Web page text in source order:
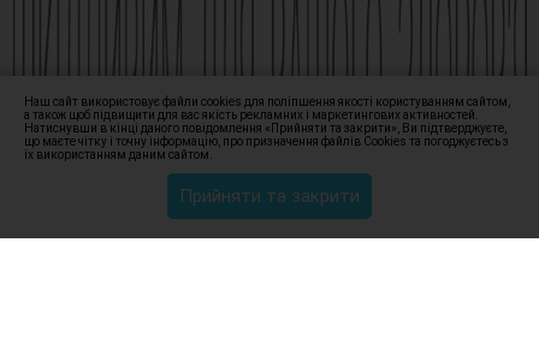
Наш сайт використовує файли cookies для поліпшення якості користуванням сайтом,
а також щоб підвищити для вас якість рекламних і маркетингових активностей.
Натиснувши в кінці даного повідомлення «Прийняти та закрити», Ви підтверджуєте,
що маєте чітку і точну інформацію, про призначення файлів Сookies та погоджуєтесь з
їх використанням даним сайтом.
Прийняти та закрити